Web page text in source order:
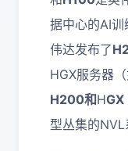
据中心的AI
伟达发布了
HGX服务器
H200和H
型丛集的NVL